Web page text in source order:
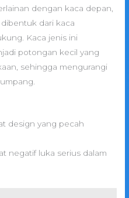
dengan kaca depan,
dari kaca
Kaca jenis ini
potongan kecil yang
sehingga mengurangi
design yang pecah
negatif luka serius dalam